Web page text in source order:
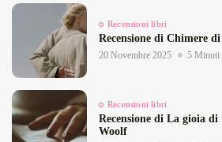
Recensioni libri
Recensione di Chimere
20 Novembre 2025 5 Minuti
Recensioni libri
Recensione di La gioia
Woolf